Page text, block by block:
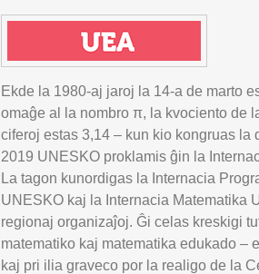
Ekde la 1980-aj jaroj la 14-a de marto
omaĝe al la nombro π, la kvociento de
ciferoj estas 3,14 – kun kio kongruas la
2019 UNESKO proklamis ĝin la
La tagon kunordigas la Internacia
UNESKO kaj la Internacia Matematika
regionaj organizaĵoj. Ĝi celas kreskigi
matematiko kaj matematika edukado –
kaj pri ilia graveco por la realigo de la